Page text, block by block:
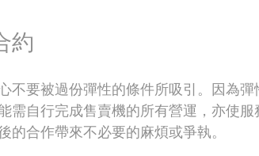
約
不要被過份彈性的條件所吸引。因為
需自行完成售賣機的所有營運，亦使
合作帶來不必要的麻煩或爭執。